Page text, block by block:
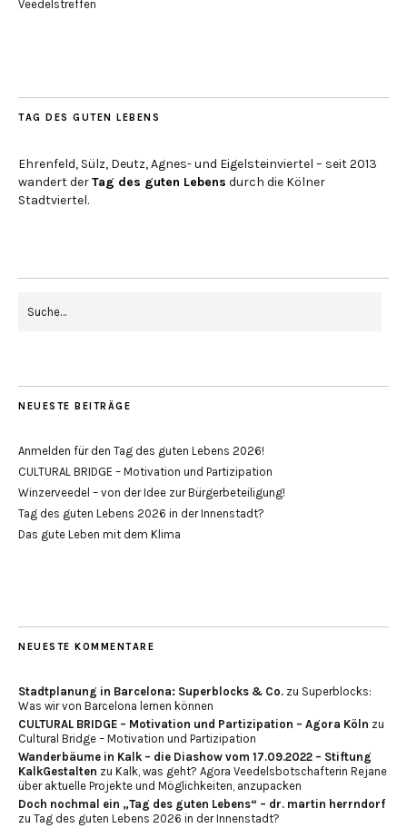
Veedelstreffen
TAG DES GUTEN LEBENS
Ehrenfeld, Sülz, Deutz, Agnes- und Eigelsteinviertel – seit 2013
wandert derTag des guten Lebens durch die Kölner
Stadtviertel.
NEUESTE BEITRÄGE
Anmelden für den Tag des guten Lebens 2026!
CULTURAL BRIDGE – Motivation und Partizipation
Winzerveedel – von der Idee zur Bürgerbeteiligung!
Tag des guten Lebens 2026 in der Innenstadt?
Das gute Leben mit dem Klima
NEUESTE KOMMENTARE
Stadtplanung in Barcelona: Superblocks & Co. zu Superblocks:
Was wir von Barcelona lernen können
CULTURAL BRIDGE – Motivation und Partizipation – Agora Köln zu
Cultural Bridge – Motivation und Partizipation
Wanderbäume in Kalk – die Diashow vom 17.09.2022 – Stiftung
KalkGestalten zu Kalk, was geht? Agora Veedelsbotschafterin Rejane
über aktuelle Projekte und Möglichkeiten, anzupacken
Doch nochmal ein „Tag des guten Lebens“ – dr. martin herrndorf
zu Tag des guten Lebens 2026 in der Innenstadt?